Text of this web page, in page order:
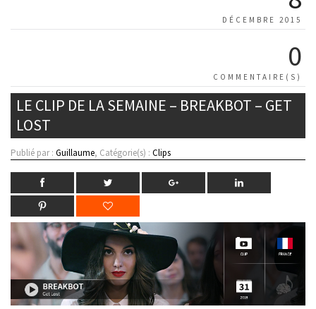
DÉCEMBRE 2015
0
COMMENTAIRE(S)
LE CLIP DE LA SEMAINE – BREAKBOT – GET
LOST
Publié par : Guillaume, Catégorie(s) : Clips